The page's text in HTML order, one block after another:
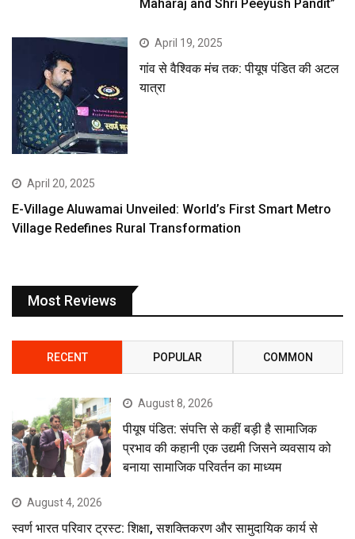
Maharaj and Shri Peeyush Pandit”
April 19, 2025
गांव से वैश्विक मंच तक: पीयूष पंडित की अटल
यात्रा
April 20, 2025
E-Village Aluwamai Unveiled: World’s First Smart Metro
Village Redefines Rural Transformation
Most Reviews
RECENT POPULAR COMMON
August 8, 2026
पीयूष पंडित: संपत्ति से कहीं बड़ी है सामाजिक
प्रभाव की कहानी एक उद्यमी जिसने व्यवसाय को
बनाया सामाजिक परिवर्तन का माध्यम
August 4, 2026
स्वर्ण भारत परिवार ट्रस्ट: शिक्षा, सशक्तिकरण और सामुदायिक कार्य से